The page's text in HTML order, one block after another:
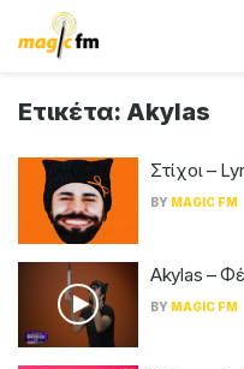
Ετικέτα: Akylas
Στίχοι –
BY MAGIC FM
Akylas –
BY MAGIC FM